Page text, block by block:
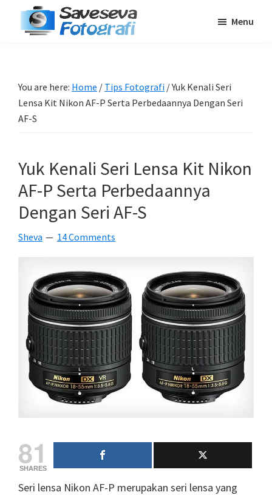
Pemula
-
Tips
-
Berita
-
Traveling
Menu
You are here: Home / Tips Fotografi /Yuk Kenali Seri
Lensa Kit Nikon AF-P Serta Perbedaannya Dengan Seri
AF-S
Yuk Kenali Seri Lensa Kit Nikon
AF-P Serta Perbedaannya
Dengan Seri AF-S
Sheva 14 Comments
81
SHARES
Seri lensa Nikon AF-P merupakan seri lensa yang